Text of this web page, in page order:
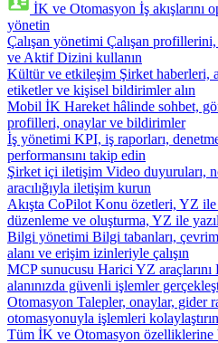
İK ve Otomasyon İş
yönetin
Çalışan yönetimi Çalışan profillerini,
ve Aktif Dizini kullanın
Kültür ve etkileşim Şirket haberleri,
etiketler ve kişisel bildirimler alın
Mobil İK Hareket hâlinde sohbet,
profilleri, onaylar ve bildirimler
İş yönetimi KPI, iş raporları,
performansını takip edin
Şirket içi iletişim Video duyuruları,
aracılığıyla iletişim kurun
Akışta CoPilot Konu özetleri, YZ
düzenleme ve oluşturma, YZ ile
Bilgi yönetimi Bilgi tabanları,
alanı ve erişim izinleriyle çalışın
MCP sunucusu Harici YZ araçlarını
alanınızda güvenli işlemler
Otomasyon Talepler, onaylar, gider
otomasyonuyla işlemleri kolaylaştırın
Tüm İK ve Otomasyon özelliklerine